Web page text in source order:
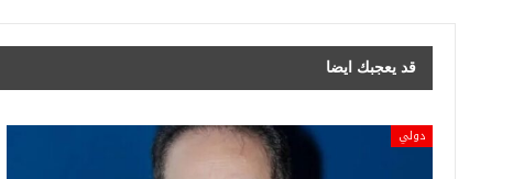
قد يعجبك ايضا
دولي